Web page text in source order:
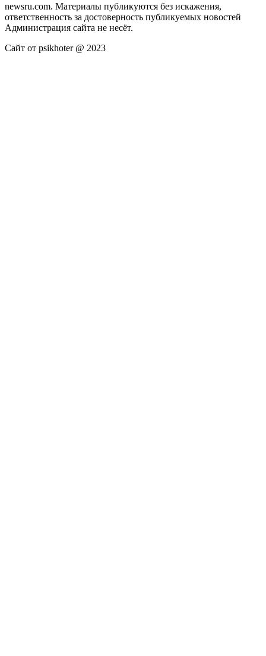
newsru.com. Материалы публикуются без искажения,
ответственность за достоверность публикуемых новостей
Администрация сайта не несёт.
Сайт от psikhoter @ 2023